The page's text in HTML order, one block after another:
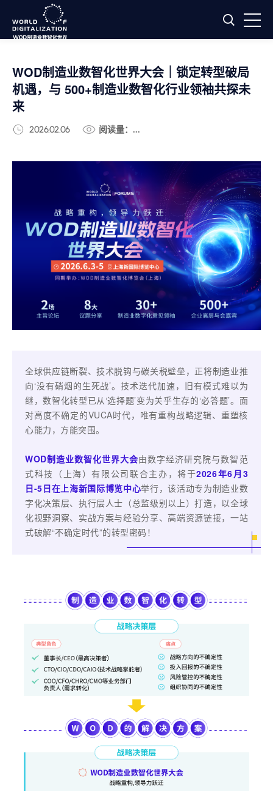
WOD制造业数智化世界大会｜锁定转型破局
机遇，与 500+制造业数智化行业领袖共探未
来
2026.02.06 阅读量：...
全球供应链断裂、技术脱钩与碳关税壁垒，正将制造业推
向‘没有硝烟的生死战’。技术迭代加速，旧有模式难以为
继，数智化转型已从‘选择题’变为关乎生存的‘必答题’。面
对高度不确定的VUCA时代，唯有重构战略逻辑、重塑核
心能力，方能突围。
WOD制造业数智化世界大会由数字经济研究院与数智范
式科技（上海）有限公司联合主办，将于2026年6月3
日-5日在上海新国际博览中心举行，该活动专为制造业数
字化决策层、执行层人士（总监级别以上）打造，以全球
化视野洞察、实战方案与经验分享、高端资源链接，一站
式破解“不确定时代”的转型密码！